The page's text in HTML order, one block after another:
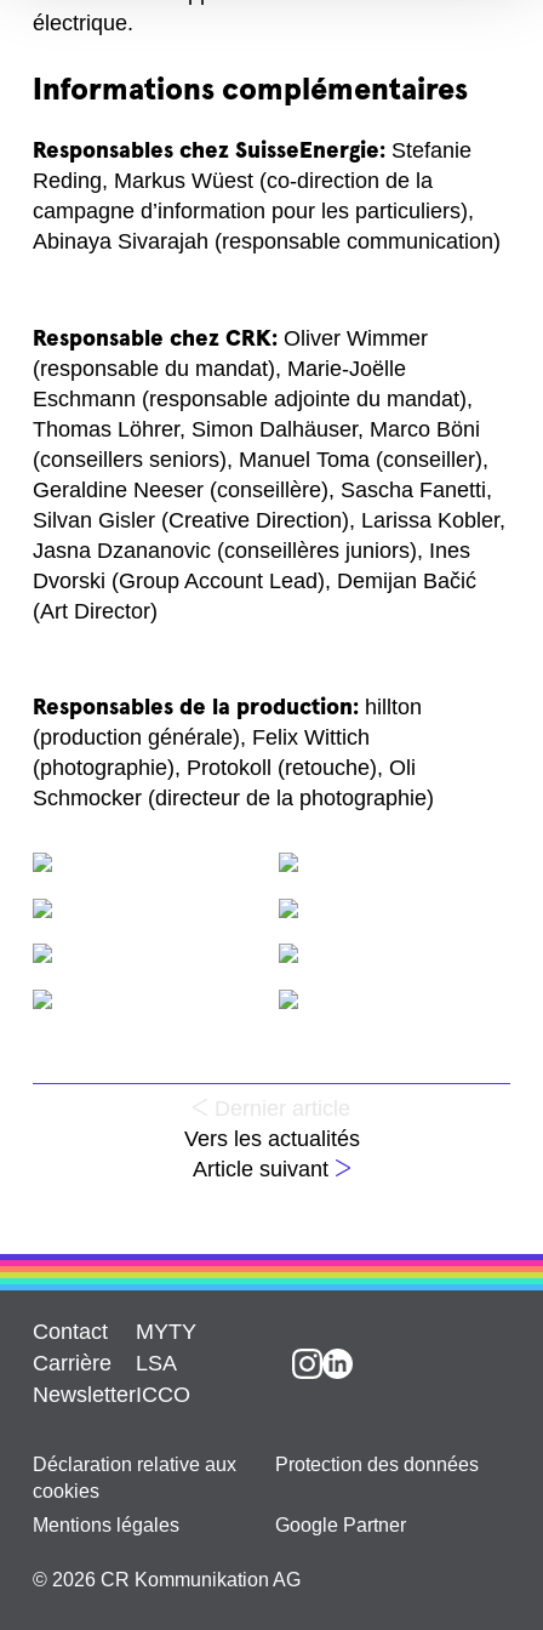
électrique.
Informations complémentaires
Responsables chez SuisseEnergie: Stefanie
Reding, Markus Wüest (co-direction de la
campagne d’information pour les particuliers),
Abinaya Sivarajah (responsable communication)
Responsable chez CRK: Oliver Wimmer
(responsable du mandat), Marie-Joëlle
Eschmann (responsable adjointe du mandat),
Thomas Löhrer, Simon Dalhäuser, Marco Böni
(conseillers seniors), Manuel Toma (conseiller),
Geraldine Neeser (conseillère), Sascha Fanetti,
Silvan Gisler (Creative Direction), Larissa Kobler,
Jasna Dzananovic (conseillères juniors), Ines
Dvorski (Group Account Lead), Demijan Bačić
(Art Director)
Responsables de la production: hillton
(production générale), Felix Wittich
(photographie), Protokoll (retouche), Oli
Schmocker (directeur de la photographie)
Dernier article
Vers les actualités
Article suivant
Contact
Carrière
Newsletter
MYTY
LSA
ICCO
Déclaration relative aux
cookies
Protection des données
Mentions légales Google Partner
© 2026 CR Kommunikation AG